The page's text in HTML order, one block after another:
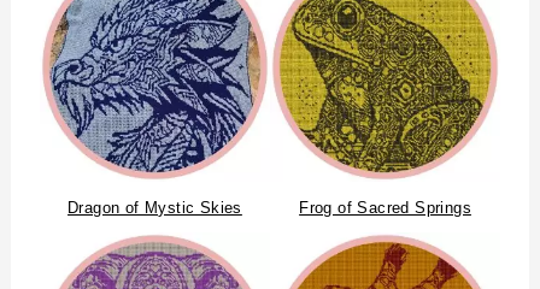
Dragon of Mystic Skies Frog of Sacred Springs